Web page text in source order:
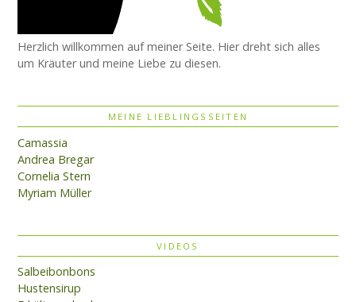
Herzlich willkommen auf meiner Seite. Hier dreht sich alles
um Kräuter und meine Liebe zu diesen.
MEINE LIEBLINGSSEITEN
Camassia
Andrea Bregar
Cornelia Stern
Myriam Müller
VIDEOS
Salbeibonbons
Hustensirup